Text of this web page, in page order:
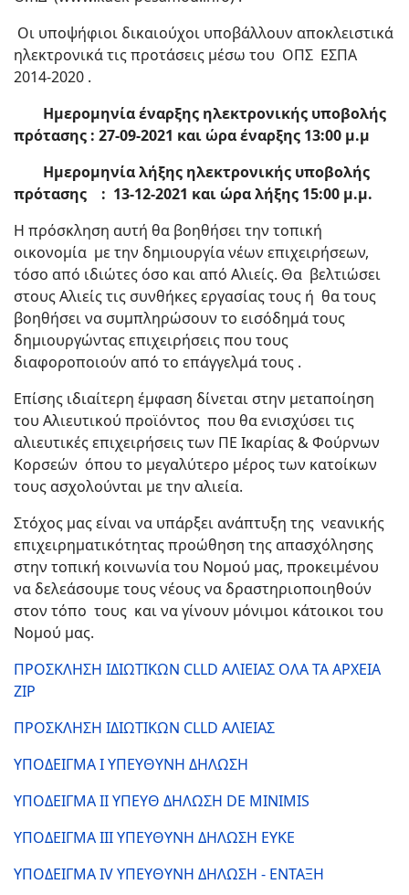
Οι υποψήφιοι δικαιούχοι υποβάλλουν αποκλειστικά
ηλεκτρονικά τις προτάσεις μέσω του ΟΠΣ ΕΣΠΑ
2014-2020 .
Ημερομηνία έναρξης ηλεκτρονικής υποβολής
πρότασης : 27-09-2021 και ώρα έναρξης 13:00 μ.μ
Ημερομηνία λήξης ηλεκτρονικής υποβολής
πρότασης : 13-12-2021 και ώρα λήξης 15:00 μ.μ.
Η πρόσκληση αυτή θα βοηθήσει την τοπική
οικονομία με την δημιουργία νέων επιχειρήσεων,
τόσο από ιδιώτες όσο και από Αλιείς. Θα βελτιώσει
στους Αλιείς τις συνθήκες εργασίας τους ή θα τους
βοηθήσει να συμπληρώσουν το εισόδημά τους
δημιουργώντας επιχειρήσεις που τους
διαφοροποιούν από το επάγγελμά τους .
Επίσης ιδιαίτερη έμφαση δίνεται στην μεταποίηση
του Αλιευτικού προϊόντος που θα ενισχύσει τις
αλιευτικές επιχειρήσεις των ΠΕ Ικαρίας & Φούρνων
Κορσεών όπου το μεγαλύτερο μέρος των κατοίκων
τους ασχολούνται με την αλιεία.
Στόχος μας είναι να υπάρξει ανάπτυξη της νεανικής
επιχειρηματικότητας προώθηση της απασχόλησης
στην τοπική κοινωνία του Νομού μας, προκειμένου
να δελεάσουμε τους νέους να δραστηριοποιηθούν
στον τόπο τους και να γίνουν μόνιμοι κάτοικοι του
Νομού μας.
ΠΡΟΣΚΛΗΣΗ ΙΔΙΩΤΙΚΩΝ CLLD ΑΛΙΕΙΑΣ ΟΛΑ ΤΑ ΑΡΧΕΙΑ
ZIP
ΠΡΟΣΚΛΗΣΗ ΙΔΙΩΤΙΚΩΝ CLLD ΑΛΙΕΙΑΣ
ΥΠΟΔΕΙΓΜΑ I ΥΠΕΥΘΥΝΗ ΔΗΛΩΣΗ
ΥΠΟΔΕΙΓΜΑ II ΥΠΕΥΘ ΔΗΛΩΣΗ DE MINIMIS
ΥΠΟΔΕΙΓΜΑ III ΥΠΕΥΘΥΝΗ ΔΗΛΩΣΗ ΕΥΚΕ
ΥΠΟΔΕΙΓΜΑ IV ΥΠΕΥΘΥΝΗ ΔΗΛΩΣΗ - ΕΝΤΑΞΗ